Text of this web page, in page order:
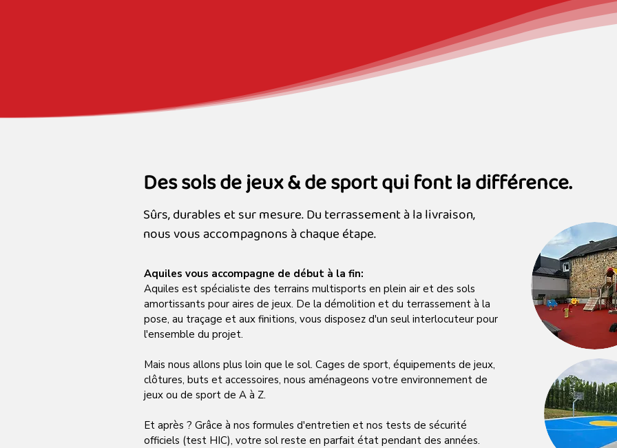
Des sols de jeux & de sport qui font la différence.
Aquiles vous accompagne de début à la fin:
Aquiles est spécialiste des terrains multisports en plein air et des sols
amortissants pour aires de jeux. De la démolition et du terrassement à la
pose, au traçage et aux finitions, vous disposez d'un seul interlocuteur pour
l'ensemble du projet.
Mais nous allons plus loin que le sol. Cages de sport, équipements de jeux,
clôtures, buts et accessoires, nous aménageons votre environnement de
jeux ou de sport de A à Z.
Et après ? Grâce à nos formules d'entretien et nos tests de sécurité
officiels (test HIC), votre sol reste en parfait état pendant des années.
Sûrs, durables et sur mesure. Du terrassement à la livraison,
nous vous accompagnons à chaque étape.